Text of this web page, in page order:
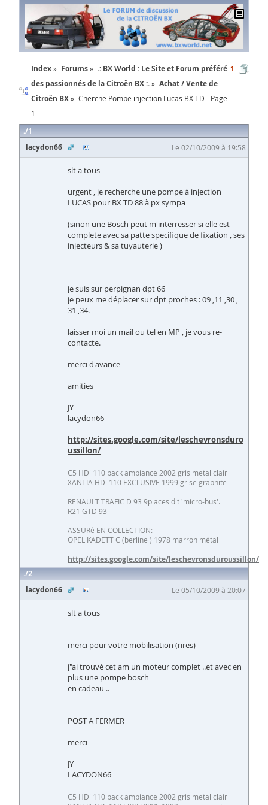
Index Forums
.: BX World : Le Site et Forum préféré
des passionnés de la Citroën BX :.
Achat / Vente de
Citroën BX
Cherche Pompe injection Lucas BX TD - Page
1
1
1
lacydon66
Le 02/10/2009 à 19:58
slt a tous
urgent , je recherche une pompe à injection
LUCAS pour BX TD 88 à px sympa
(sinon une Bosch peut m'interresser si elle est
complete avec sa patte specifique de fixation , ses
injecteurs & sa tuyauterie )
je suis sur perpignan dpt 66
je peux me déplacer sur dpt proches : 09 ,11 ,30 ,
31 ,34.
laisser moi un mail ou tel en MP , je vous re-
contacte.
merci d'avance
amities
JY
lacydon66
http://sites.google.com/site/leschevronsduro
ussillon/
C5 HDi 110 pack ambiance 2002 gris metal clair
XANTIA HDi 110 EXCLUSIVE 1999 grise graphite
RENAULT TRAFIC D 93 9places dit 'micro-bus'.
R21 GTD 93
ASSURé EN COLLECTION:
OPEL KADETT C (berline ) 1978 marron métal
http://sites.google.com/site/leschevronsduroussillon/
2
lacydon66
Le 05/10/2009 à 20:07
slt a tous
merci pour votre mobilisation (rires)
j"ai trouvé cet am un moteur complet ..et avec en
plus une pompe bosch
en cadeau ..
POST A FERMER
merci
JY
LACYDON66
C5 HDi 110 pack ambiance 2002 gris metal clair